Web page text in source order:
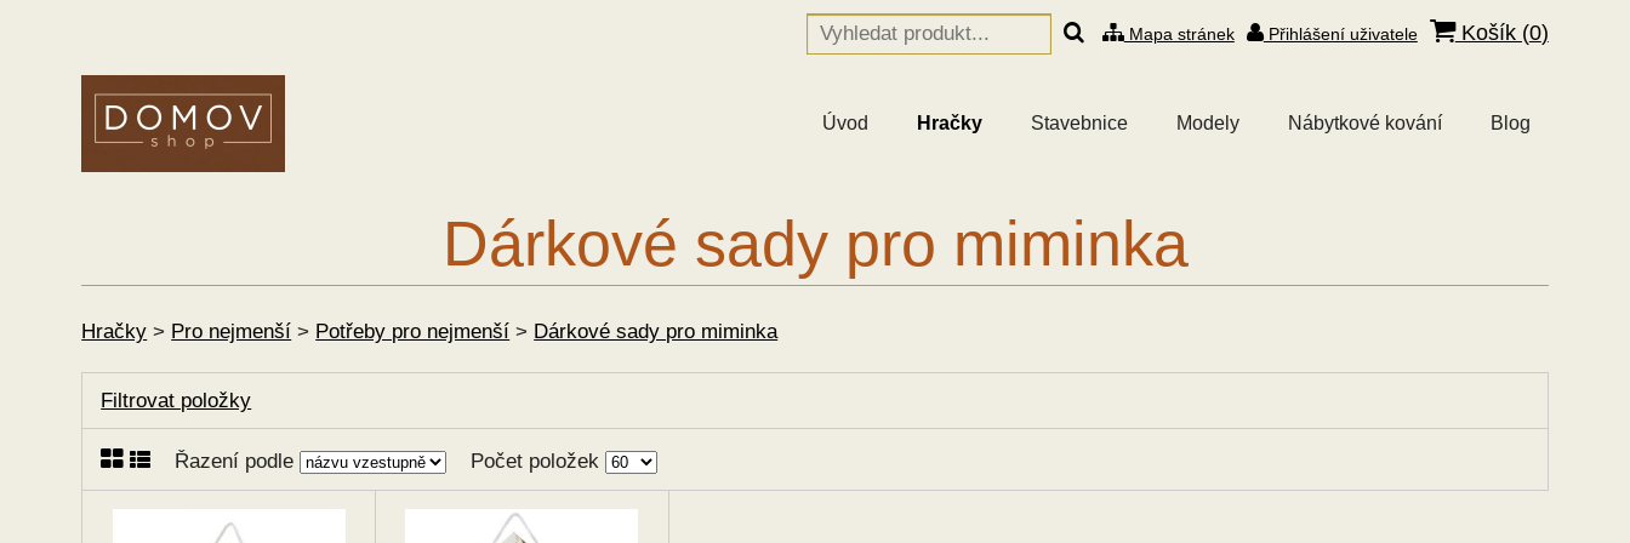
Mapa stránek Přihlášení uživatele Košík (0)
Úvod Hračky Stavebnice Modely Nábytkové kování Blog
Dárkové sady pro miminka
Hračky > Pro nejmenší > Potřeby pro nejmenší > Dárkové sady pro miminka
Filtrovat položky
Řazení podle Počet položek